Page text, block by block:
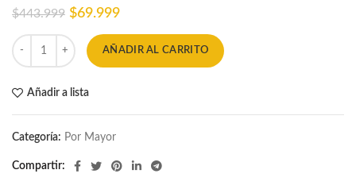
$443.999 El
original
era:
$69.999El
actual
AÑADIR AL CARRITO
Añadir a lista
Categoría: Por Mayor
Compartir